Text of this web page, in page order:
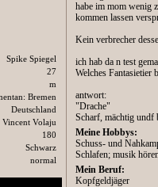
habe im mom wenig
kommen lassen
Kein verbrecher
ich hab da n test
Welches Fantasietier
antwort:
"Drache"
Scharf, mächtig undf
Meine Hobbys:
Schuss- und
Schlafen; musik
Mein Beruf:
Kopfgeldjäger
Spike Spiegel
27
m
Bremen
Deutschland
Vincent Volaju
180
Schwarz
normal